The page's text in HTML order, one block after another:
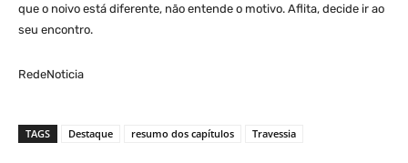
que o noivo está diferente, não entende o motivo. Aflita, decide ir ao
seu encontro.
RedeNoticia
TAGS Destaque resumo dos capítulos Travessia